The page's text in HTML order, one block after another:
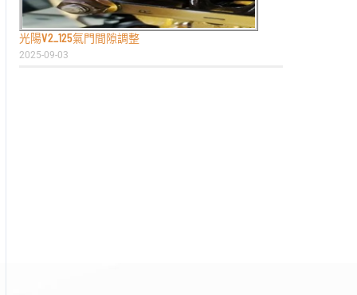
光陽V2_125氣門間隙調整
2025-09-03